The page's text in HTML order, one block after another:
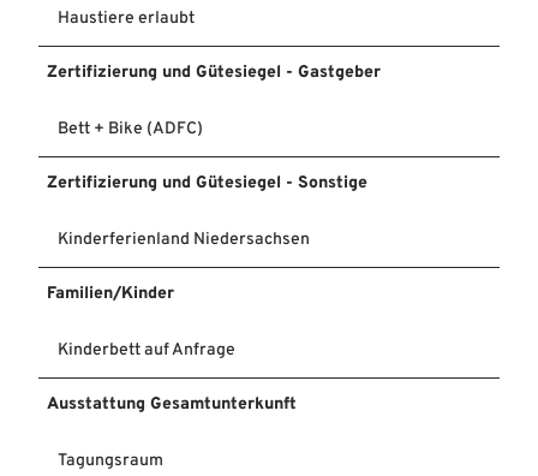
Haustiere erlaubt
Zertifizierung und Gütesiegel - Gastgeber
Bett + Bike (ADFC)
Zertifizierung und Gütesiegel - Sonstige
Kinderferienland Niedersachsen
Familien/Kinder
Kinderbett auf Anfrage
Ausstattung Gesamtunterkunft
Tagungsraum